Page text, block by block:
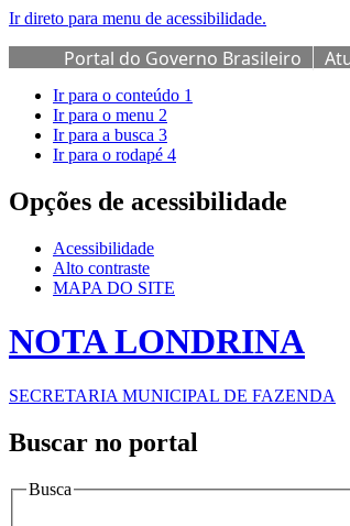
Ir direto para menu de acessibilidade.
Portal do Governo Brasileiro
Ir para o conteúdo 1
Ir para o menu 2
Ir para a busca 3
Ir para o rodapé 4
Opções de acessibilidade
Acessibilidade
Alto contraste
MAPA DO SITE
NOTA LONDRINA
SECRETARIA MUNICIPAL DE FAZENDA
Buscar no portal
Busca